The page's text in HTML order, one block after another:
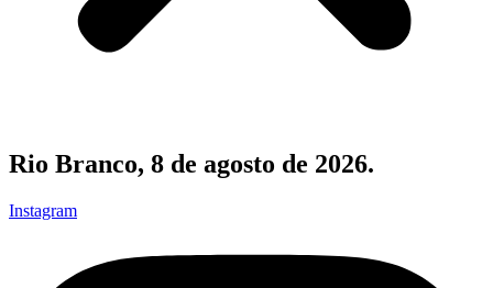
Rio Branco, 8 de agosto de 2026.
Instagram